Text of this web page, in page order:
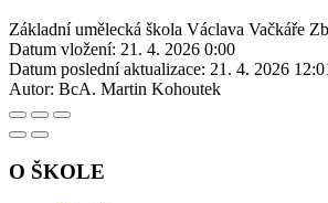
Základní umělecká škola Václava Vačkáře
Datum vložení: 21. 4. 2026 0:00
Datum poslední aktualizace: 21. 4. 2026
Autor: BcA. Martin Kohoutek
O ŠKOLE